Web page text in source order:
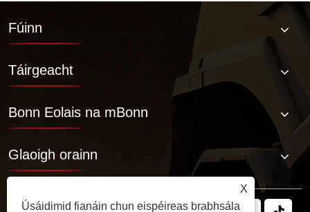
Fúinn
Táirgeacht
Bonn Eolais na mBonn
Glaoigh orainn
X
Úsáidimid fianáin chun eispéireas brabhsála